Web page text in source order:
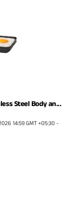
Steel Body an...
14:59 GMT +05:30 -